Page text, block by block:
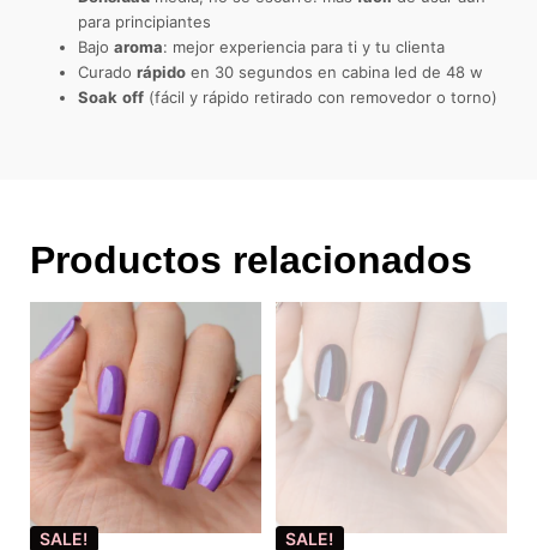
para principiantes
Bajo aroma: mejor experiencia para ti y tu clienta
Curado rápido en 30 segundos en cabina led de 48 w
Soak off (fácil y rápido retirado con removedor o torno)
Productos relacionados
SALE! SALE!